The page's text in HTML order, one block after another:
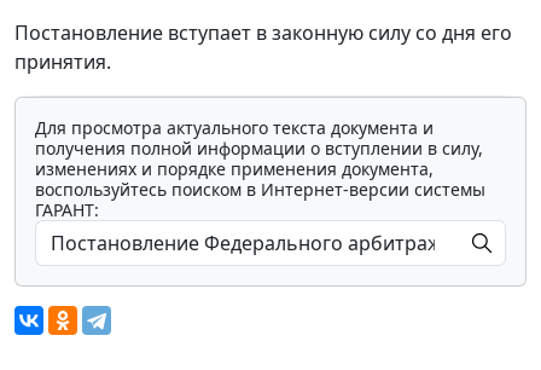
Постановление вступает в законную силу со дня его
принятия.
Для просмотра актуального текста документа и
получения полной информации о вступлении в силу,
изменениях и порядке применения документа,
воспользуйтесь поиском в Интернет-версии системы
ГАРАНТ: